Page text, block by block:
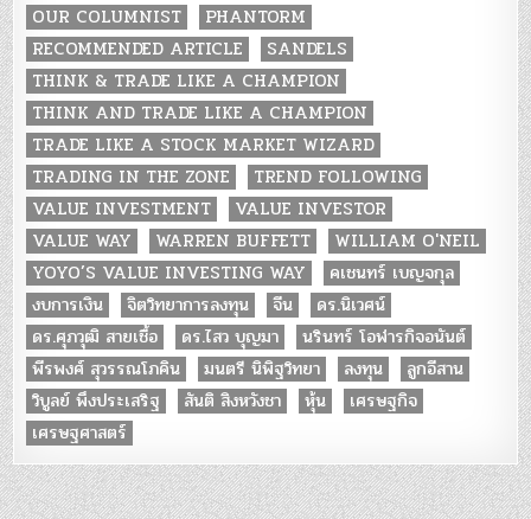
OUR COLUMNIST
PHANTORM
RECOMMENDED ARTICLE
SANDELS
THINK & TRADE LIKE A CHAMPION
THINK AND TRADE LIKE A CHAMPION
TRADE LIKE A STOCK MARKET WIZARD
TRADING IN THE ZONE
TREND FOLLOWING
VALUE INVESTMENT
VALUE INVESTOR
VALUE WAY
WARREN BUFFETT
WILLIAM O'NEIL
YOYO’S VALUE INVESTING WAY
คเชนทร์ เบญจกุล
งบการเงิน
จิตวิทยาการลงทุน จีน
ดร.นิเวศน์
ดร.ศุภวุฒิ สายเชื้อ
ดร.ไสว บุญมา
นรินทร์ โอฬารกิจอนันต์
พีรพงศ์ สุวรรณโภคิน
มนตรี นิพิฐวิทยา ลงทุน
ลูกอีสาน
วิบูลย์ พึงประเสริฐ
สันติ สิงหวังชา หุ้น
เศรษฐกิจ
เศรษฐศาสตร์